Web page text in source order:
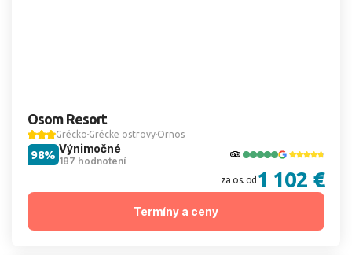
Osom Resort
Grécko Grécke ostrovy Ornos
Výnimočné
187 hodnotení
98%
za os. od 1 102 €
Termíny a ceny